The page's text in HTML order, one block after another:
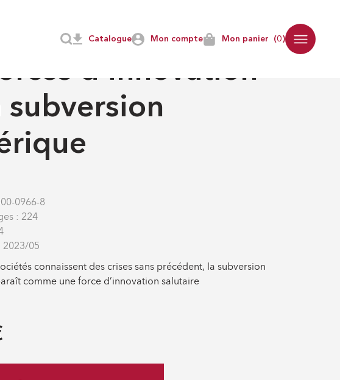
Mon compte Mon panier (0)
Catalogue
LABYRINTHES
d'innovation
subversion
0966-8
: 224
2023/05
connaissent des crises sans précédent, la subversion
comme une force d’innovation salutaire